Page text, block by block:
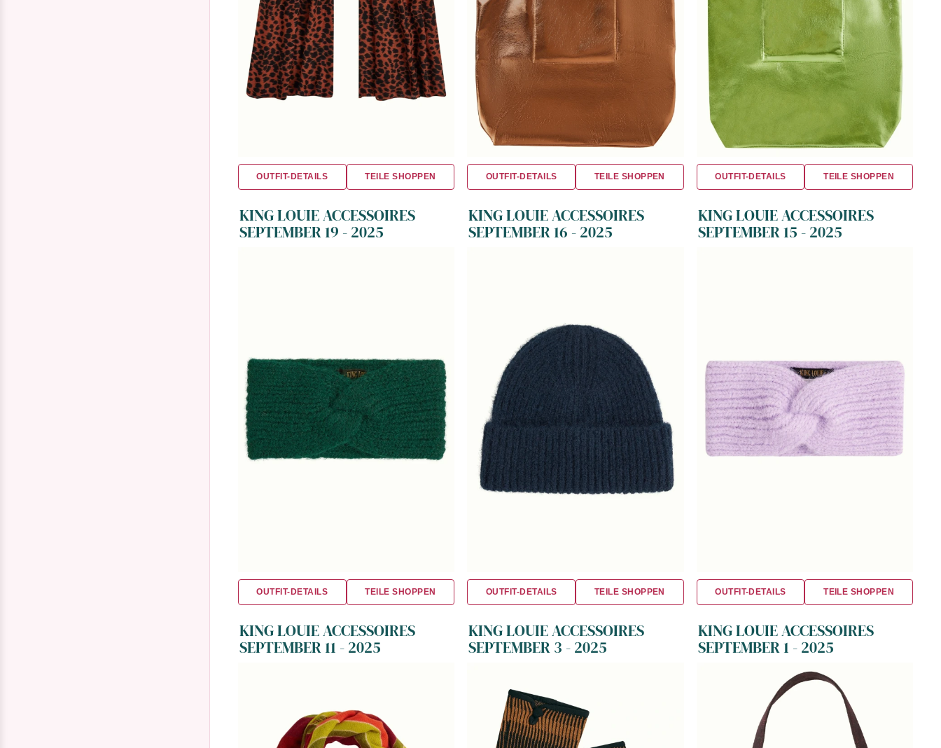
OUTFIT-DETAILS TEILE SHOPPEN OUTFIT-DETAILS TEILE SHOPPEN OUTFIT-DETAILS TEILE SHOPPEN
KING LOUIE ACCESSOIRES
SEPTEMBER 19 - 2025
OUTFIT-DETAILS TEILE SHOPPEN
KING LOUIE ACCESSOIRES
SEPTEMBER 16 - 2025
OUTFIT-DETAILS TEILE SHOPPEN
KING LOUIE ACCESSOIRES
SEPTEMBER 15 - 2025
OUTFIT-DETAILS TEILE SHOPPEN
KING LOUIE ACCESSOIRES
SEPTEMBER 11 - 2025
KING LOUIE ACCESSOIRES
SEPTEMBER 3 - 2025
KING LOUIE ACCESSOIRES
SEPTEMBER 1 - 2025